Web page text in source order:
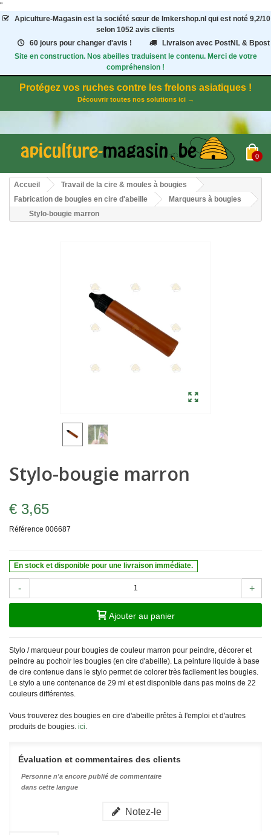
"
Apiculture-Magasinest la société sœur de Imkershop.nl qui est noté 9,2/10
selon 1052 avis clients
60 jours pour changer d'avis !
Livraison avec PostNL & Bpost
Site en construction. Nos abeilles traduisent le contenu. Merci de votre
compréhension !
Protégez vos ruches contre les frelons asiatiques !
Découvrir toutes nos solutions ici →
0
Accueil
Travail de la cire & moules à bougies
Fabrication de bougies en cire d'abeille
Marqueurs à bougies
Stylo-bougie marron
Stylo-bougie marron
€ 3,65
Référence 006687
En stock et disponible pour une livraison immédiate.
- +
Ajouter au panier
Stylo / marqueur pour bougies de couleur marron pour peindre, décorer et
peindre au pochoir les bougies (en cire d'abeille). La peinture liquide à base
de cire contenue dans le stylo permet de colorer très facilement les bougies.
Le stylo a une contenance de 29 ml et est disponible dans pas moins de 22
couleurs différentes.
Vous trouverez des bougies en cire d'abeille prêtes à l'emploi et d'autres
produits de bougies. ici
Évaluation et commentaires des clients
Personne n'a encore publié de commentaire
dans cette langue
Notez-le